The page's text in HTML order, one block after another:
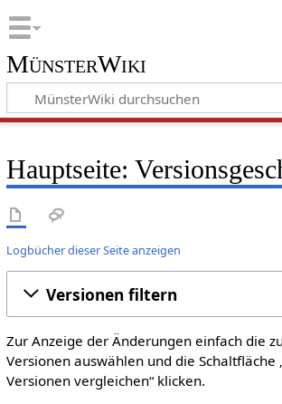
MünsterWiki
Hauptseite:
Logbücher dieser Seite anzeigen
Versionen filtern
Zur Anzeige der Änderungen einfach die
Versionen auswählen und die Schaltfläche
Versionen vergleichen“ klicken.